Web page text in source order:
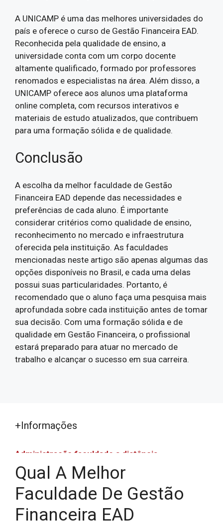
A UNICAMP é uma das melhores universidades do
país e oferece o curso de Gestão Financeira EAD.
Reconhecida pela qualidade de ensino, a
universidade conta com um corpo docente
altamente qualificado, formado por professores
renomados e especialistas na área. Além disso, a
UNICAMP oferece aos alunos uma plataforma
online completa, com recursos interativos e
materiais de estudo atualizados, que contribuem
para uma formação sólida e de qualidade.
Conclusão
A escolha da melhor faculdade de Gestão
Financeira EAD depende das necessidades e
preferências de cada aluno. É importante
considerar critérios como qualidade de ensino,
reconhecimento no mercado e infraestrutura
oferecida pela instituição. As faculdades
mencionadas neste artigo são apenas algumas das
opções disponíveis no Brasil, e cada uma delas
possui suas particularidades. Portanto, é
recomendado que o aluno faça uma pesquisa mais
aprofundada sobre cada instituição antes de tomar
sua decisão. Com uma formação sólida e de
qualidade em Gestão Financeira, o profissional
estará preparado para atuar no mercado de
trabalho e alcançar o sucesso em sua carreira.
+Informações
Administração faculdade a distância
Administração faculdade a distância
Assistência Social EAD
Bacharelado em Ciências Econômicas EAD
Bacharelado em Estética e Cosmética EAD
Qual A Melhor
Faculdade De Gestão
Financeira EAD